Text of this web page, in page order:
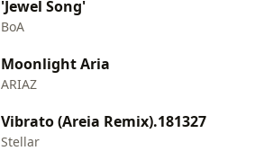
'Jewel Song'
BoA
Moonlight Aria
ARIAZ
Vibrato (Areia Remix).181327
Stellar